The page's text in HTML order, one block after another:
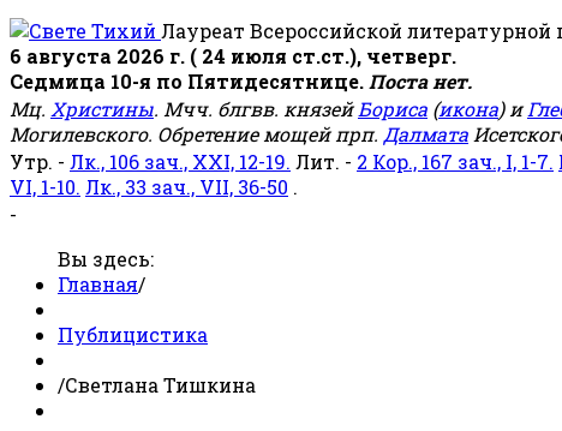
Лауреат Всероссийской
6 августа 2026 г. ( 24 июля ст.ст.), четверг.
Седмица 10-я по Пятидесятнице. Поста нет.
Мц. Христины. Мчч. блгвв. князейБориса (икона) и
Могилевского. Обретение мощей прп. Далмата
Утр. - Лк., 106 зач., XXI, 12-19. Лит. - 2 Кор., 167 зач., I, 1-7.
VI, 1-10. Лк., 33 зач., VII, 36-50 .
-
Вы здесь:
Главная/
Публицистика
/Светлана Тишкина